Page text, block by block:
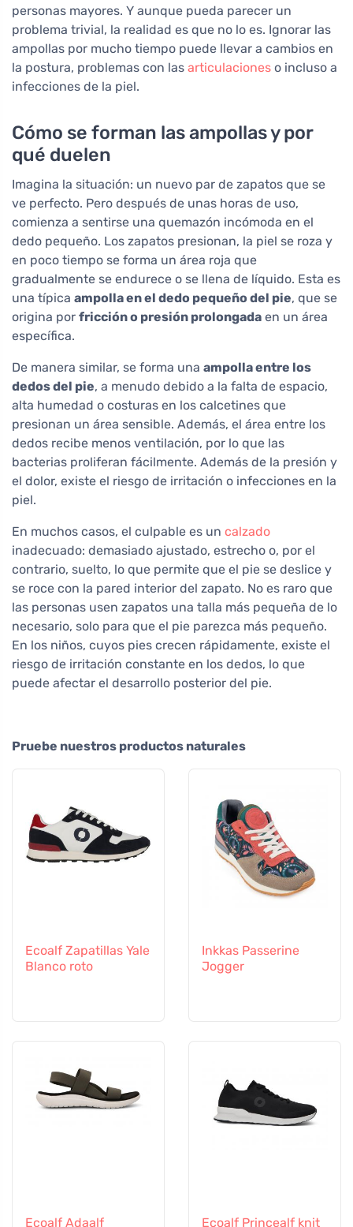
personas mayores. Y aunque pueda parecer un
problema trivial, la realidad es que no lo es. Ignorar las
ampollas por mucho tiempo puede llevar a cambios en
la postura, problemas con las articulaciones o incluso a
infecciones de la piel.
Cómo se forman las ampollas y por
qué duelen
Imagina la situación: un nuevo par de zapatos que se
ve perfecto. Pero después de unas horas de uso,
comienza a sentirse una quemazón incómoda en el
dedo pequeño. Los zapatos presionan, la piel se roza y
en poco tiempo se forma un área roja que
gradualmente se endurece o se llena de líquido. Esta es
una típica ampolla en el dedo pequeño del pie, que se
origina por fricción o presión prolongada en un área
específica.
De manera similar, se forma una ampolla entre los
dedos del pie, a menudo debido a la falta de espacio,
alta humedad o costuras en los calcetines que
presionan un área sensible. Además, el área entre los
dedos recibe menos ventilación, por lo que las
bacterias proliferan fácilmente. Además de la presión y
el dolor, existe el riesgo de irritación o infecciones en la
piel.
En muchos casos, el culpable es un calzado
inadecuado: demasiado ajustado, estrecho o, por el
contrario, suelto, lo que permite que el pie se deslice y
se roce con la pared interior del zapato. No es raro que
las personas usen zapatos una talla más pequeña de lo
necesario, solo para que el pie parezca más pequeño.
En los niños, cuyos pies crecen rápidamente, existe el
riesgo de irritación constante en los dedos, lo que
puede afectar el desarrollo posterior del pie.
Pruebe nuestros productos naturales
Ecoalf Zapatillas Yale
Blanco roto
Inkkas Passerine
Jogger
Ecoalf Adaalf Ecoalf Princealf knit